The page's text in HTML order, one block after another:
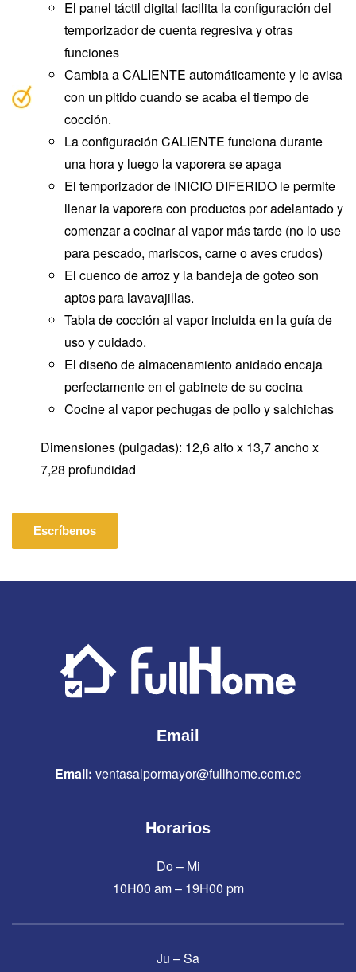
El panel táctil digital facilita la configuración del
temporizador de cuenta regresiva y otras
funciones
Cambia a CALIENTE automáticamente y le avisa
con un pitido cuando se acaba el tiempo de
cocción.
La configuración CALIENTE funciona durante
una hora y luego la vaporera se apaga
El temporizador de INICIO DIFERIDO le permite
llenar la vaporera con productos por adelantado y
comenzar a cocinar al vapor más tarde (no lo use
para pescado, mariscos, carne o aves crudos)
El cuenco de arroz y la bandeja de goteo son
aptos para lavavajillas.
Tabla de cocción al vapor incluida en la guía de
uso y cuidado.
El diseño de almacenamiento anidado encaja
perfectamente en el gabinete de su cocina
Cocine al vapor pechugas de pollo y salchichas
Dimensiones (pulgadas): 12,6 alto x 13,7 ancho x
7,28 profundidad
Escríbenos
Email
Email: ventasalpormayor@fullhome.com.ec
Horarios
Do – Mi
10H00 am – 19H00 pm
Ju – Sa